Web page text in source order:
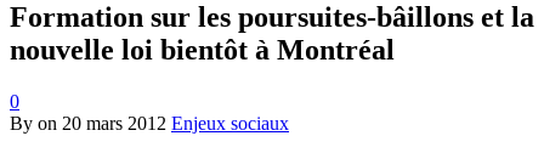
Formation sur les poursuites-bâillons et la
nouvelle loi bientôt à Montréal
0
By on 20 mars 2012 Enjeux sociaux